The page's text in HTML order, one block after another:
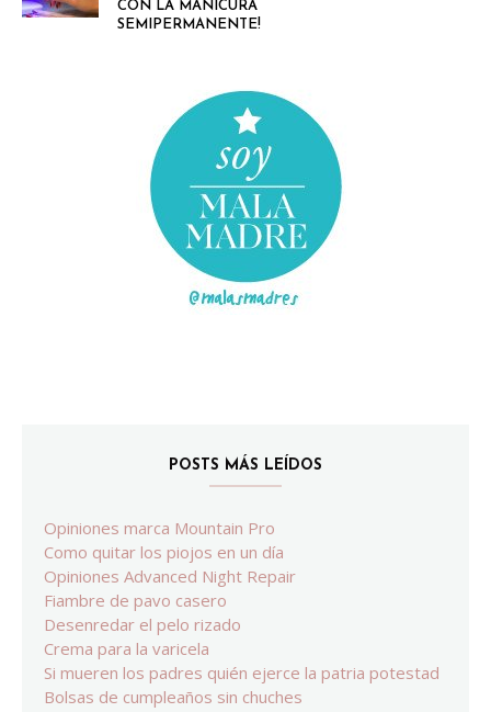
CON LA MANICURA
SEMIPERMANENTE!
POSTS MÁS LEÍDOS
Opiniones marca Mountain Pro
Como quitar los piojos en un día
Opiniones Advanced Night Repair
Fiambre de pavo casero
Desenredar el pelo rizado
Crema para la varicela
Si mueren los padres quién ejerce la patria potestad
Bolsas de cumpleaños sin chuches